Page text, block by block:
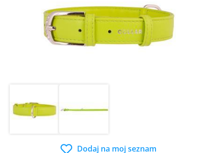
Dodaj na moj seznam